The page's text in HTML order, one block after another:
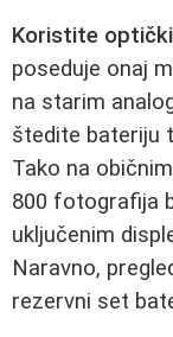
Koristite
poseduje onaj
na starim
štedite bateriju
Tako na
800 fotografija
uključenim
Naravno,
rezervni set